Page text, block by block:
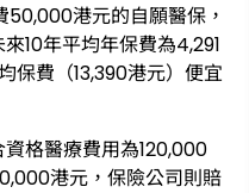
港元的自願醫保，
10年平均年保費為4,291
保費（13,390港元）便宜
格醫療費用為120,000
港元，保險公司則賠